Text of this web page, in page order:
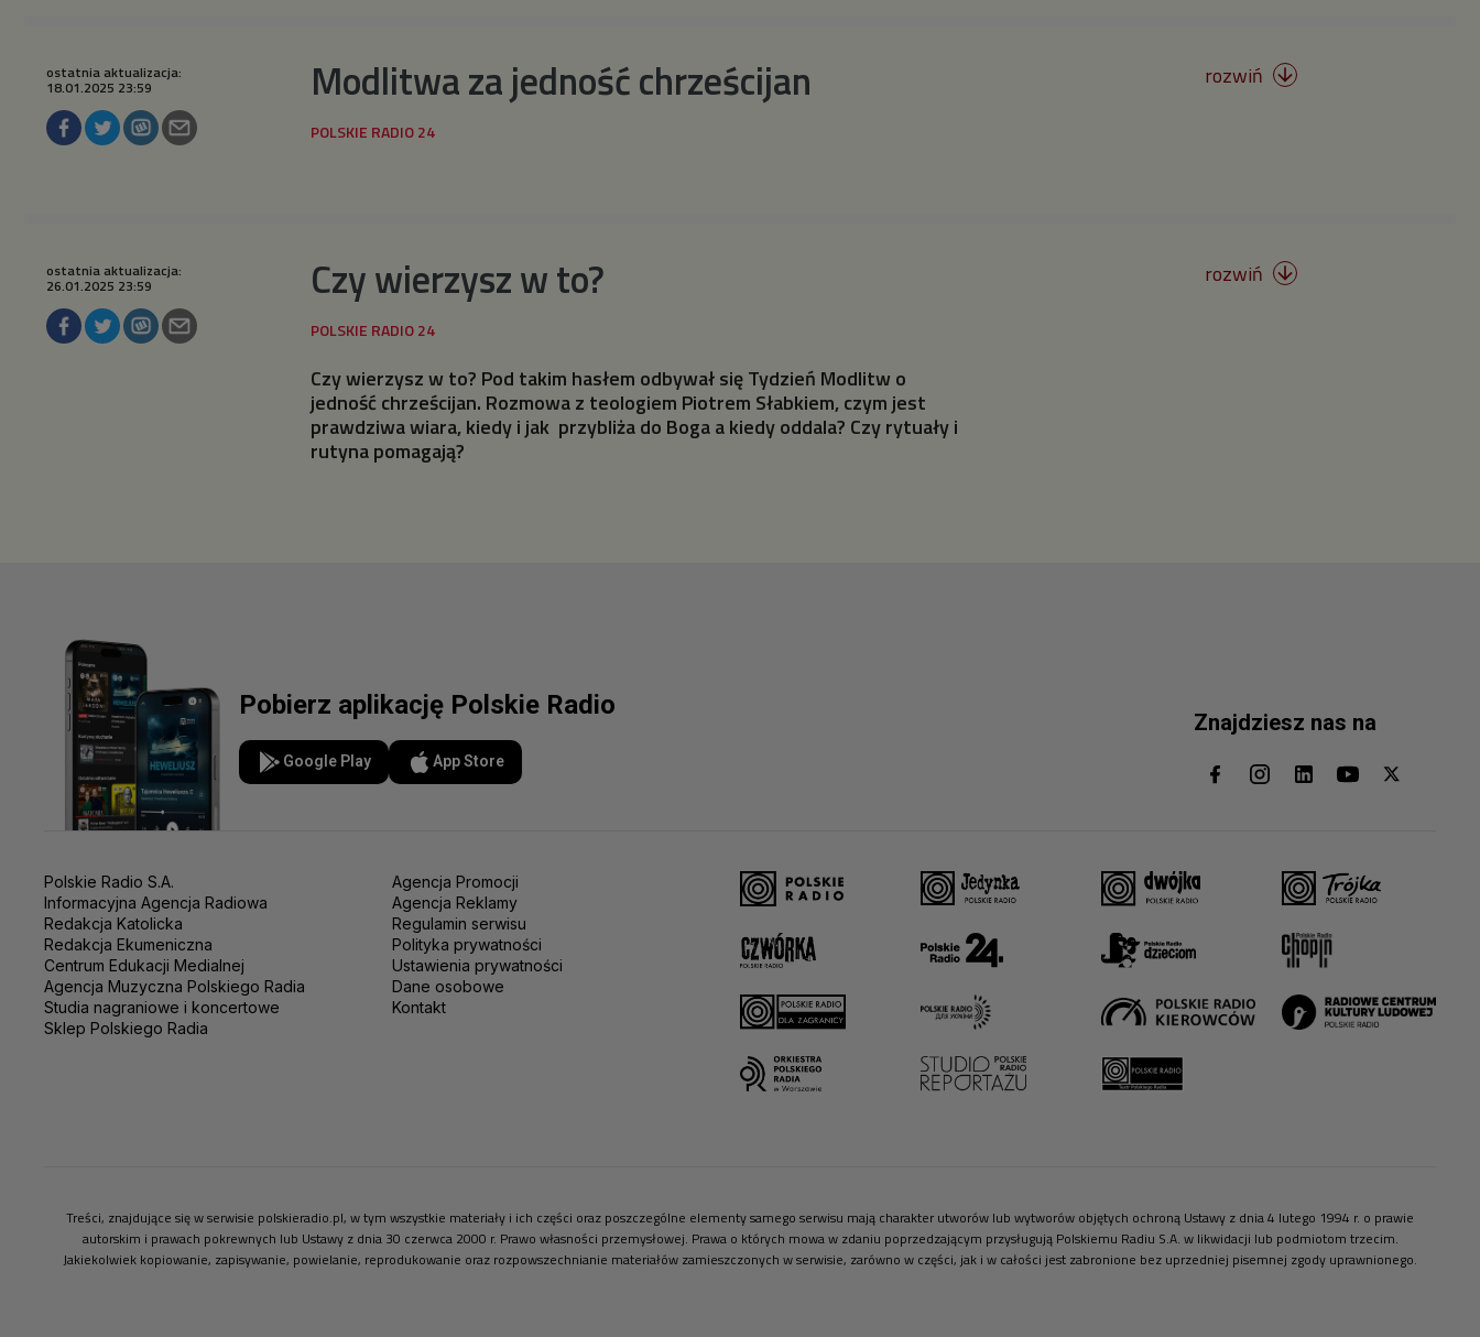
Modlitwa za jedność chrześcijan
ostatnia aktualizacja:
18.01.2025 23:59 rozwiń 
Czy wierzysz w to?
ostatnia aktualizacja:
26.01.2025 23:59
Czy wierzysz w to? Pod takim hasłem odbywał się Tydzień Modlitw o
jedność chrześcijan. Rozmowa z teologiem Piotrem Słabkiem, czym jest
prawdziwa wiara, kiedy i jak przybliża do Boga a kiedy oddala? Czy rytuały i
rutyna pomagają?
rozwiń 
Pobierz aplikację Polskie Radio
Google Play App Store
Znajdziesz nas na
Polskie Radio S.A.
Informacyjna Agencja Radiowa
Redakcja Katolicka
Redakcja Ekumeniczna
Centrum Edukacji Medialnej
Agencja Muzyczna Polskiego Radia
Studia nagraniowe i koncertowe
Sklep Polskiego Radia
Agencja Promocji
Agencja Reklamy
Regulamin serwisu
Polityka prywatności
Ustawienia prywatności
Dane osobowe
Kontakt
Treści, znajdujące się w serwisie polskieradio.pl, w tym wszystkie materiały i ich części oraz poszczególne elementy samego serwisu mają charakter utworów lub wytworów objętych ochroną Ustawy z dnia 4 lutego 1994 r. o prawie
autorskim i prawach pokrewnych lub Ustawy z dnia 30 czerwca 2000 r. Prawo własności przemysłowej. Prawa o których mowa w zdaniu poprzedzającym przysługują Polskiemu Radiu S.A. w likwidacji lub podmiotom trzecim.
Jakiekolwiek kopiowanie, zapisywanie, powielanie, reprodukowanie oraz rozpowszechnianie materiałów zamieszczonych w serwisie, zarówno w części, jak i w całości jest zabronione bez uprzedniej pisemnej zgody uprawnionego.